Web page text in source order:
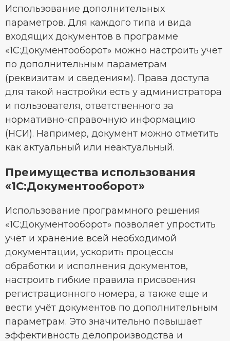
Использование дополнительных
параметров. Для каждого типа и вида
входящих документов в программе
«1С:Документооборот» можно настроить учёт
по дополнительным параметрам
(реквизитам и сведениям). Права доступа
для такой настройки есть у администратора
и пользователя, ответственного за
нормативно-справочную информацию
(НСИ). Например, документ можно отметить
как актуальный или неактуальный.
Преимущества использования
«1С:Документооборот»
Использование программного решения
«1С:Документооборот» позволяет упростить
учёт и хранение всей необходимой
документации, ускорить процессы
обработки и исполнения документов,
настроить гибкие правила присвоения
регистрационного номера, а также еще и
вести учёт документов по дополнительным
параметрам. Это значительно повышает
эффективность делопроизводства и